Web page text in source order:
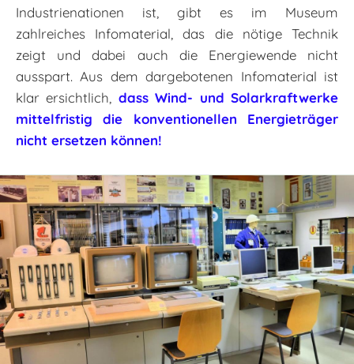
Industrienationen ist, gibt es im Museum
zahlreiches Infomaterial, das die nötige Technik
zeigt und dabei auch die Energiewende nicht
ausspart. Aus dem dargebotenen Infomaterial ist
klar ersichtlich, dass Wind- und Solarkraftwerke
mittelfristig die konventionellen Energieträger
nicht ersetzen können!